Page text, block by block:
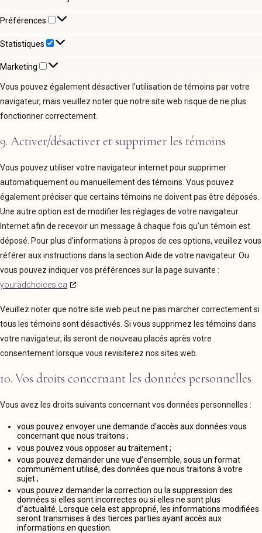
Préférences Préférences
Statistiques Statistiques
Marketing Marketing
Vous pouvez également désactiver l’utilisation de témoins par votre
navigateur, mais veuillez noter que notre site web risque de ne plus
fonctionner correctement.
9. Activer/désactiver et supprimer les témoins
Vous pouvez utiliser votre navigateur internet pour supprimer
automatiquement ou manuellement des témoins. Vous pouvez
également préciser que certains témoins ne doivent pas être déposés.
Une autre option est de modifier les réglages de votre navigateur
Internet afin de recevoir un message à chaque fois qu’un témoin est
déposé. Pour plus d’informations à propos de ces options, veuillez vous
référer aux instructions dans la section Aide de votre navigateur. Ou
vous pouvez indiquer vos préférences sur la page suivante :
youradchoices.ca
Veuillez noter que notre site web peut ne pas marcher correctement si
tous les témoins sont désactivés. Si vous supprimez les témoins dans
votre navigateur, ils seront de nouveau placés après votre
consentement lorsque vous revisiterez nos sites web.
10. Vos droits concernant les données personnelles
Vous avez les droits suivants concernant vos données personnelles :
vous pouvez envoyer une demande d’accès aux données vous
concernant que nous traitons ;
vous pouvez vous opposer au traitement ;
vous pouvez demander une vue d’ensemble, sous un format
communément utilisé, des données que nous traitons à votre
sujet ;
vous pouvez demander la correction ou la suppression des
données si elles sont incorrectes ou si elles ne sont plus
d’actualité. Lorsque cela est approprié, les informations modifiées
seront transmises à des tierces parties ayant accès aux
informations en question.